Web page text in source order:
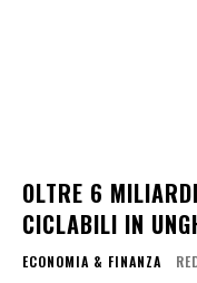
OLTRE 6
CICLABILI IN
ECONOMIA & FINANZA